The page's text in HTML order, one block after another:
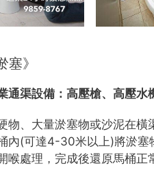
塞》
通渠設備： 高壓槍、高壓水
物、大量淤塞物或沙泥在
內(可達4-30米以上)將淤塞
喉處理，完成後還原馬桶正